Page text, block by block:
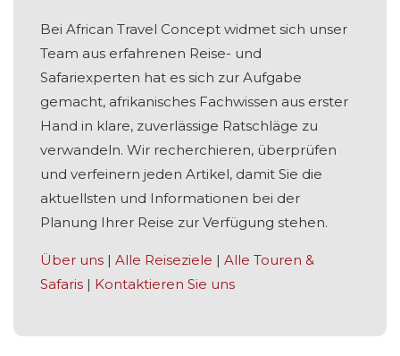
Bei African Travel Concept widmet sich unser
Team aus erfahrenen Reise- und
Safariexperten hat es sich zur Aufgabe
gemacht, afrikanisches Fachwissen aus erster
Hand in klare, zuverlässige Ratschläge zu
verwandeln. Wir recherchieren, überprüfen
und verfeinern jeden Artikel, damit Sie die
aktuellsten und Informationen bei der
Planung Ihrer Reise zur Verfügung stehen.
Über uns | Alle Reiseziele | Alle Touren &
Safaris | Kontaktieren Sie uns